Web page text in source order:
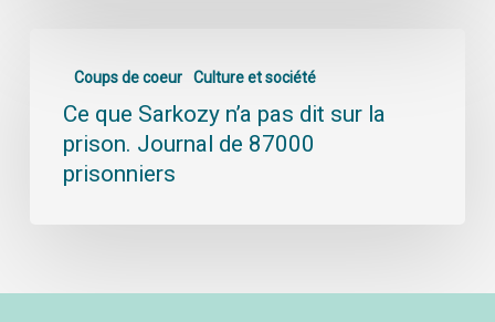
Coups de coeur Culture et société
Ce que Sarkozy n’a pas dit sur la
prison. Journal de 87000
prisonniers